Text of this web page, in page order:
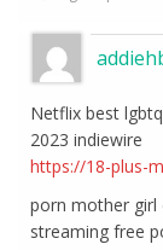
Netflix best
2023 indiewire
https://18-plus-
porn mother girl
streaming free